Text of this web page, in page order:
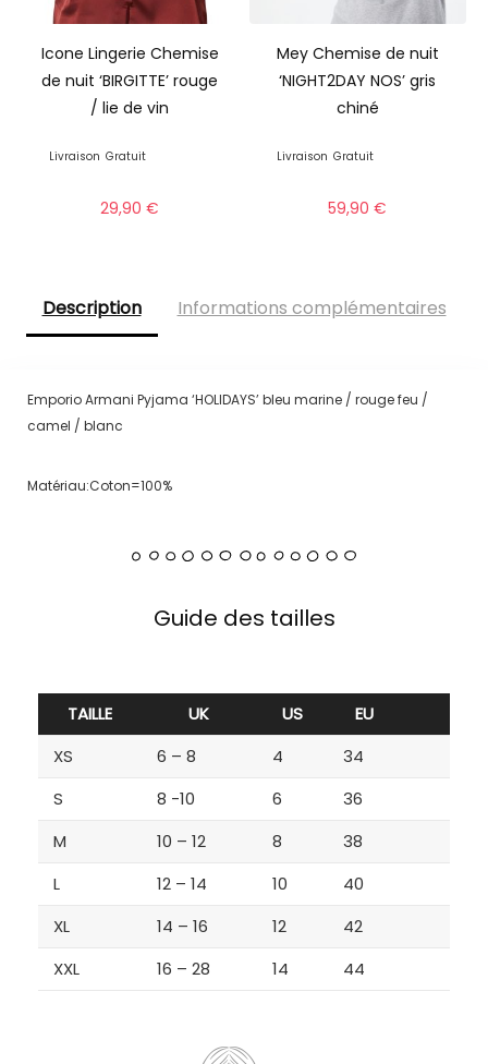
Icone Lingerie Chemise
de nuit ‘BIRGITTE’ rouge
/ lie de vin
Livraison Gratuit
29,90€
Mey Chemise de nuit
‘NIGHT2DAY NOS’ gris
chiné
Livraison Gratuit
59,90€
Description Informations complémentaires
Emporio Armani Pyjama ‘HOLIDAYS’ bleu marine / rouge feu /
camel / blanc
Matériau:Coton=100%
Guide des tailles
TAILLE UK US
EU
XS
6 – 8 4
34
S
8 -10 6
36
M
10 – 12 8
38
L
12 – 14 10
40
XL
14 – 16 12
42
XXL
16 – 28 14 44